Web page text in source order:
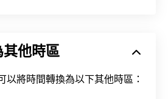
他時區
以將時間轉換為以下其他時區：